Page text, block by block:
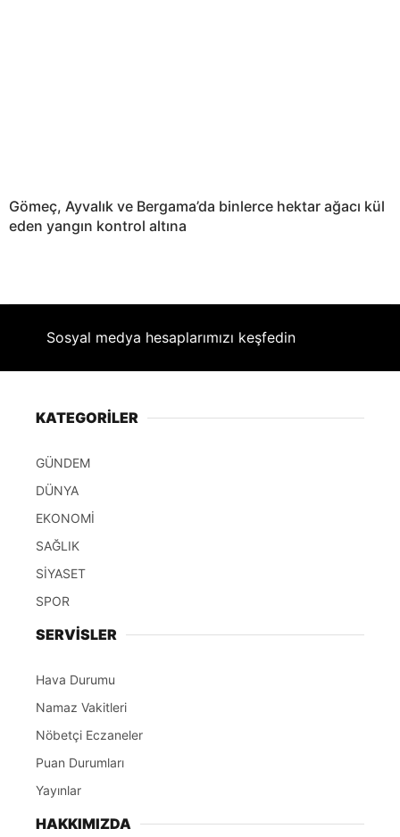
Gömeç, Ayvalık ve Bergama’da binlerce hektar ağacı kül
eden yangın kontrol altına
Sosyal medya hesaplarımızı keşfedin
KATEGORİLER
GÜNDEM
DÜNYA
EKONOMİ
SAĞLIK
SİYASET
SPOR
SERVİSLER
Hava Durumu
Namaz Vakitleri
Nöbetçi Eczaneler
Puan Durumları
Yayınlar
HAKKIMIZDA